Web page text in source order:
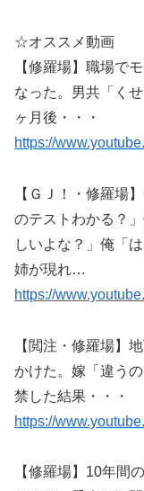
☆オススメ動画
【修羅場】職場で
なった。男共「く
ヶ月後・・・
https://
【ＧＪ！・修羅場
のテストわかる？
しいよな？」俺「
姉が現れ…
https://
【閲注・修羅場】
かけた。嫁「違う
禁した結果・・・
https://
【修羅場】10年間